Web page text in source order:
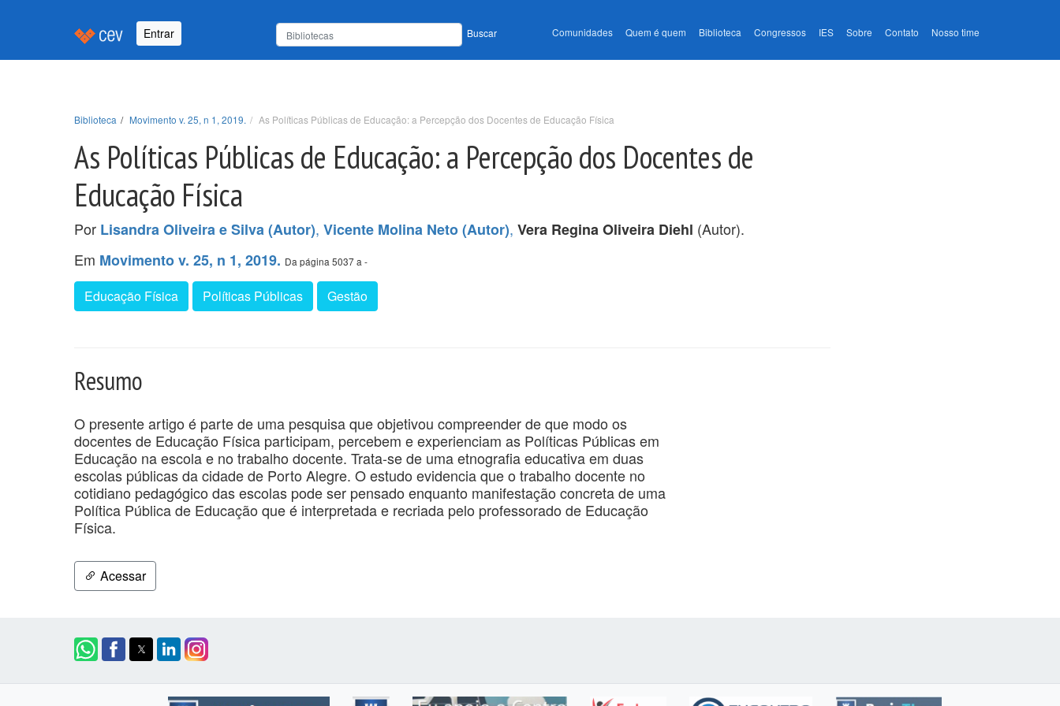
Entrar Buscar Comunidades Quem é quem Biblioteca Congressos IES Sobre Contato Nosso time
Biblioteca Movimento v. 25, n 1, 2019. As Políticas Públicas de Educação: a Percepção dos Docentes de Educação Física
As Políticas Públicas de Educação: a Percepção dos Docentes de
Educação Física
Por Lisandra Oliveira e Silva (Autor), Vicente Molina Neto (Autor), Vera Regina Oliveira Diehl (Autor).
Em Movimento v. 25, n 1, 2019. Da página 5037 a -
Educação Física Políticas Públicas Gestão
Resumo
O presente artigo é parte de uma pesquisa que objetivou compreender de que modo os
docentes de Educação Física participam, percebem e experienciam as Políticas Públicas em
Educação na escola e no trabalho docente. Trata-se de uma etnografia educativa em duas
escolas públicas da cidade de Porto Alegre. O estudo evidencia que o trabalho docente no
cotidiano pedagógico das escolas pode ser pensado enquanto manifestação concreta de uma
Política Pública de Educação que é interpretada e recriada pelo professorado de Educação
Física.
Acessar